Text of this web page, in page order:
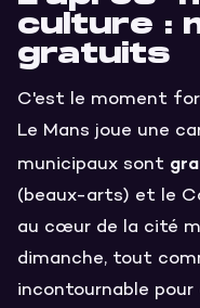
culture :
gratuits
C'est le moment
Le Mans joue une
municipaux sont
(beaux-arts) et le
au cœur de la cité
dimanche, tout
incontournable